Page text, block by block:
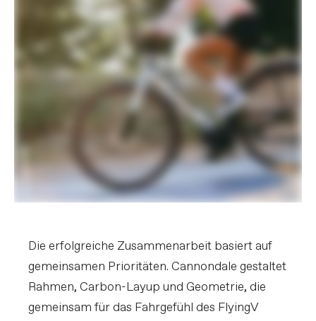
Die erfolgreiche Zusammenarbeit basiert auf
gemeinsamen Prioritäten. Cannondale gestaltet
Rahmen, Carbon-Layup und Geometrie, die
gemeinsam für das Fahrgefühl des FlyingV